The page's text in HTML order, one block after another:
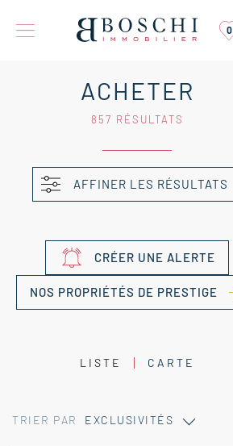
0
ACHETER
857 RÉSULTATS
AFFINER LES RÉSULTATS
CRÉER UNE ALERTE
NOS PROPRIÉTÉS DE PRESTIGE
LISTE CARTE
TRIER PAR EXCLUSIVITÉS